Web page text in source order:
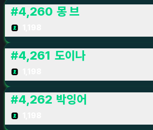
#4,260 몽 브
#4,261 도이나
#4,262 박잉어